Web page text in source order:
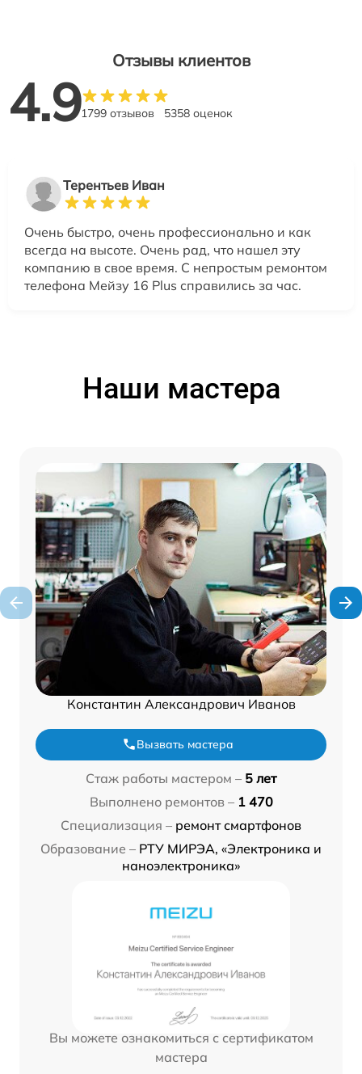
Отзывы клиентов
4.91799 отзывов 5358 оценок
Терентьев Иван
Очень быстро, очень профессионально и как
всегда на высоте. Очень рад, что нашел эту
компанию в свое время. С непростым ремонтом
телефона Мейзу 16 Plus справились за час.
Наши мастера
Константин Александрович Иванов
Вызвать мастера
Стаж работы мастером – 5 лет
Выполнено ремонтов – 1 470
Специализация – ремонт смартфонов
Образование – РТУ МИРЭА, «Электроника и
наноэлектроника»
Вы можете ознакомиться с сертификатом
мастера